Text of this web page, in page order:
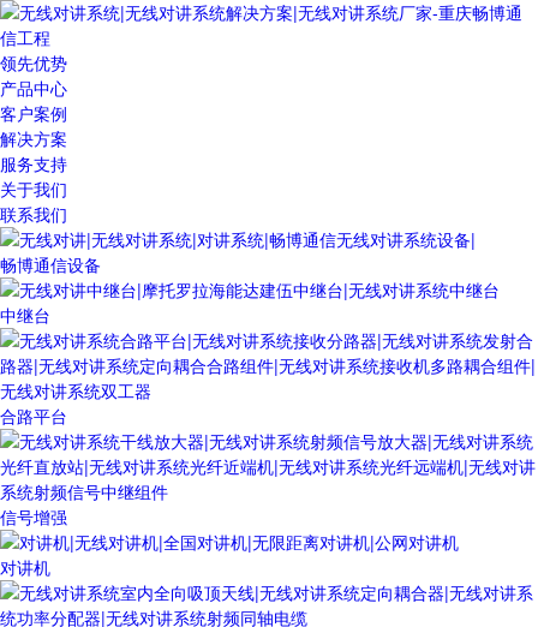
领先优势
产品中心
客户案例
解决方案
服务支持
关于我们
联系我们
畅博通信设备
中继台
合路平台
信号增强
对讲机